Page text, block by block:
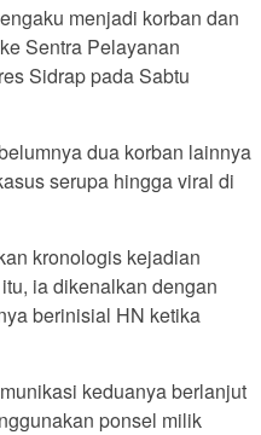
menjadi korban dan
Sentra Pelayanan
Sidrap pada Sabtu
dua korban lainnya
serupa hingga viral di
kronologis kejadian
ia dikenalkan dengan
berinisial HN ketika
keduanya berlanjut
ponsel milik